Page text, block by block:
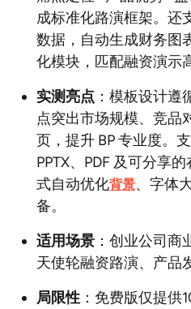
成标准化路演框架。还
数据，自动生成财务图
化模块，匹配融资演示
实测亮点 ：模板设计遵
点突出市场规模、竞品
页，提升 BP 专业度。
PPTX、PDF 及可分享
式自动优化背景、字体
备。
适用场景：创业公司商
天使轮融资路演、产品
局限性：免费版仅提供